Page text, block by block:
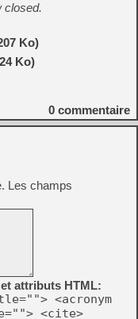
closed.
Ko)
Ko)
0 commentaire
Les champs
attributs HTML:
<acronym
<cite>